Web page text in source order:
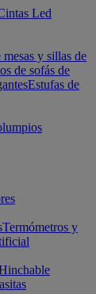
Led
y sillas de
de sofás de
Estufas de
Termómetros y